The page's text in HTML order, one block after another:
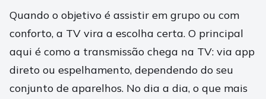
Quando o objetivo é assistir em grupo ou com
conforto, a TV vira a escolha certa. O principal
aqui é como a transmissão chega na TV: via app
direto ou espelhamento, dependendo do seu
conjunto de aparelhos. No dia a dia, o que mais